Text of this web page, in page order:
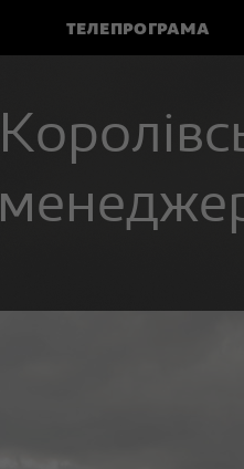
ТЕЛЕПРОГРАМА